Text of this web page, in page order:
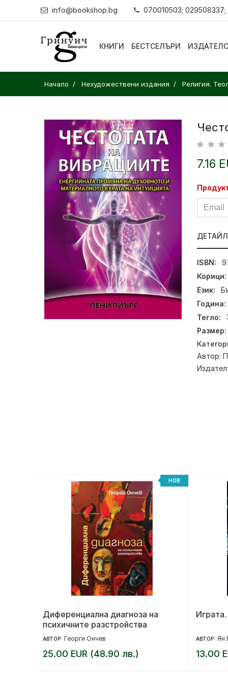
info@bookshop.bg 070010503; 029508337;
КНИГИ БЕСТСЕЛЪРИ
Начало Нехудожествени издания Религия.
7.16
ISBN:
Корици:
Език:
Година:
Тегло:
Размер:
Автор:
Издател:
НОВ
Диференциална диагноза на
психичните разстройства
АВТОР: Георги Ончев
25.00 EUR (48.90 лв.)
АВТОР: Ян
13.00